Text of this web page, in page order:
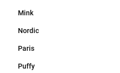
Mink
Nordic
Paris
Puffy